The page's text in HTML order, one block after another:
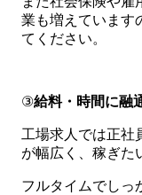
業も増えています
てください。
③給料・時間に融
工場求人では正社
が幅広く、稼ぎた
フルタイムでしっ